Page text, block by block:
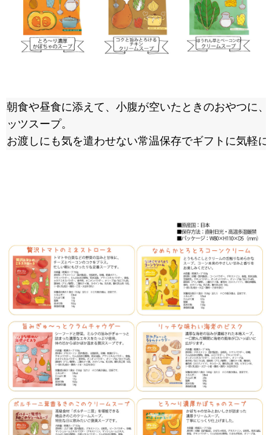
朝食や昼食に添えて、小腹が空いたときのおやつに
ッツスープ。
お渡しにも気を遣わせない常温保存でギフトに気軽